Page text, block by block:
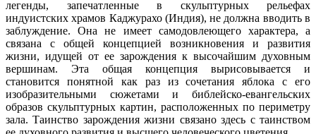
легенды, запечатленные в скульптурных рельефах
индуистских храмов Каджурахо (Индия), не должна вводить в
заблуждение. Она не имеет самодовлеющего характера, а
связана с общей концепцией возникновения и развития
жизни, идущей от ее зарождения к высочайшим духовным
вершинам. Эта общая концепция вырисовывается и
становится понятной как раз из сочетания яблока с его
изобразительными сюжетами и библейско-евангельских
образов скульптурных картин, расположенных по периметру
зала. Таинство зарождения жизни связано здесь с таинством